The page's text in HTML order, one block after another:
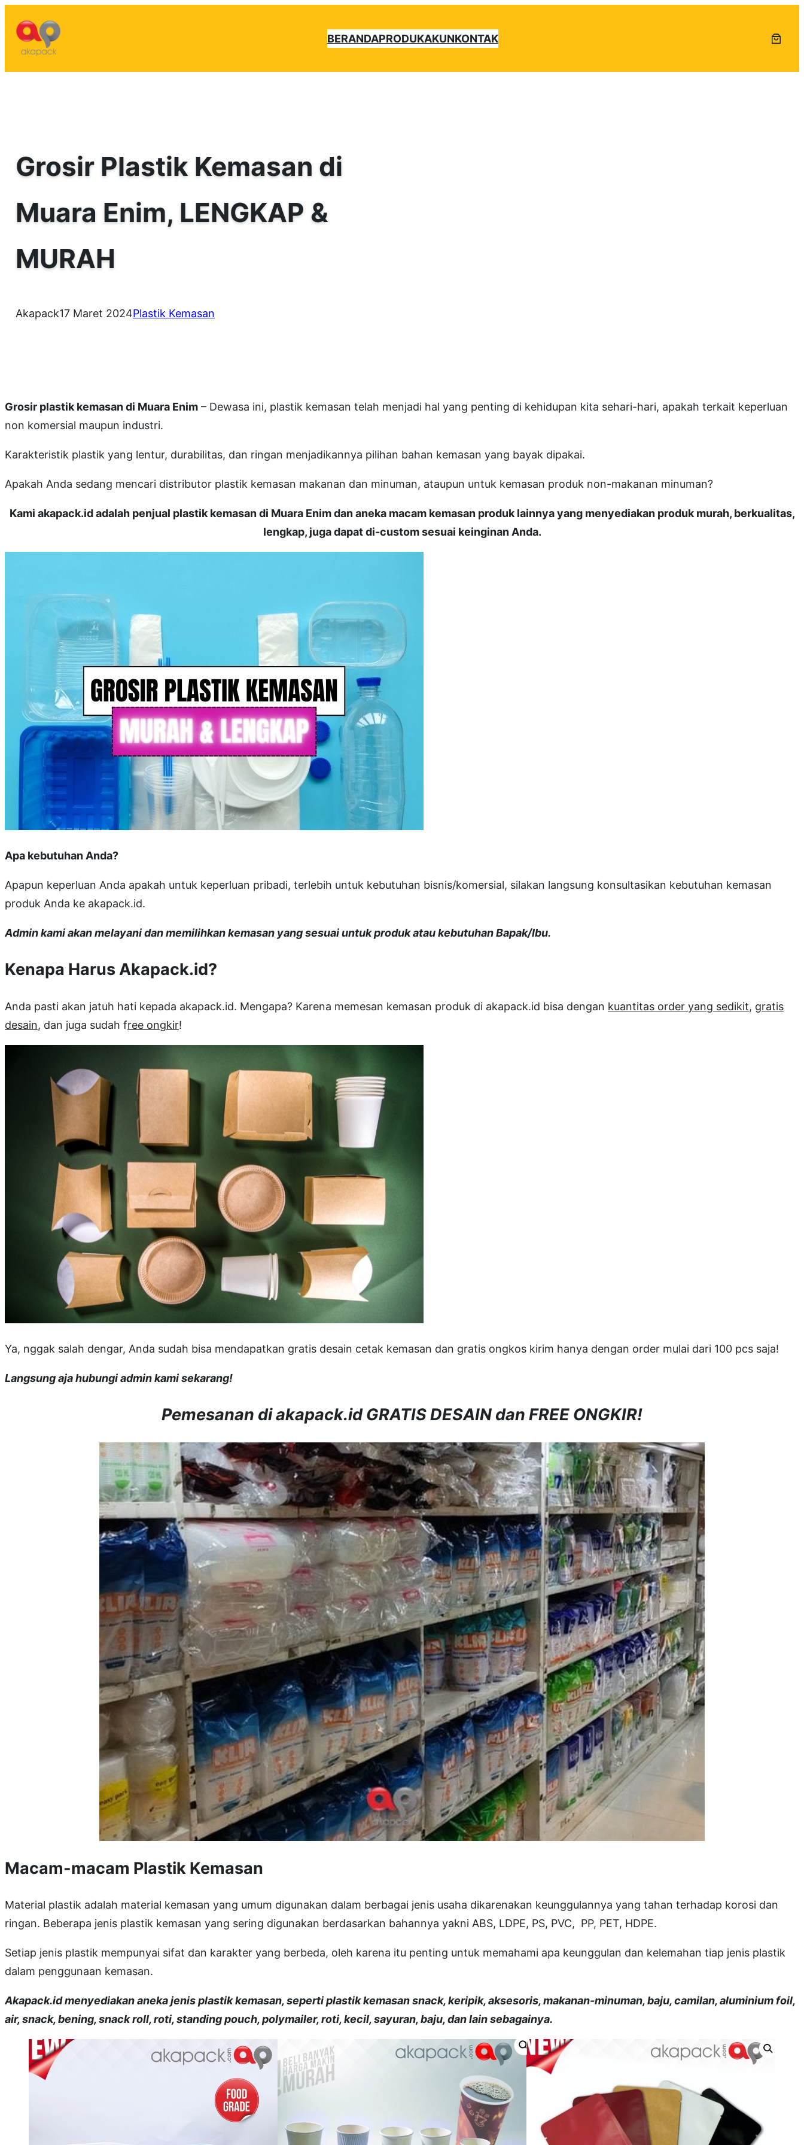
konten
BERANDAPRODUKAKUNKONTAK
Grosir Plastik Kemasan di
Muara Enim, LENGKAP &
MURAH
Akapack17 Maret 2024Plastik Kemasan
Grosir plastik kemasan di Muara Enim – Dewasa ini, plastik kemasan telah menjadi hal yang penting di kehidupan kita sehari-hari, apakah terkait keperluan
non komersial maupun industri.
Karakteristik plastik yang lentur, durabilitas, dan ringan menjadikannya pilihan bahan kemasan yang bayak dipakai.
Apakah Anda sedang mencari distributor plastik kemasan makanan dan minuman, ataupun untuk kemasan produk non-makanan minuman?
Kami akapack.id adalah penjual plastik kemasan di Muara Enim dan aneka macam kemasan produk lainnya yang menyediakan produk murah, berkualitas,
lengkap, juga dapat di-custom sesuai keinginan Anda.
Apa kebutuhan Anda?
Apapun keperluan Anda apakah untuk keperluan pribadi, terlebih untuk kebutuhan bisnis/komersial, silakan langsung konsultasikan kebutuhan kemasan
produk Anda ke akapack.id.
Admin kami akan melayani dan memilihkan kemasan yang sesuai untuk produk atau kebutuhan Bapak/Ibu.
Kenapa Harus Akapack.id?
Anda pasti akan jatuh hati kepada akapack.id. Mengapa? Karena memesan kemasan produk di akapack.id bisa dengan kuantitas order yang sedikit, gratis
desain, dan juga sudah free ongkir!
Ya, nggak salah dengar, Anda sudah bisa mendapatkan gratis desain cetak kemasan dan gratis ongkos kirim hanya dengan order mulai dari 100 pcs saja!
Langsung aja hubungi admin kami sekarang!
Pemesanan di akapack.id GRATIS DESAIN dan FREE ONGKIR!
Macam-macam Plastik Kemasan
Material plastik adalah material kemasan yang umum digunakan dalam berbagai jenis usaha dikarenakan keunggulannya yang tahan terhadap korosi dan
ringan. Beberapa jenis plastik kemasan yang sering digunakan berdasarkan bahannya yakni ABS, LDPE, PS, PVC, PP, PET, HDPE.
Setiap jenis plastik mempunyai sifat dan karakter yang berbeda, oleh karena itu penting untuk memahami apa keunggulan dan kelemahan tiap jenis plastik
dalam penggunaan kemasan.
Akapack.id menyediakan aneka jenis plastik kemasan, seperti plastik kemasan snack, keripik, aksesoris, makanan-minuman, baju, camilan, aluminium foil,
air, snack, bening, snack roll, roti, standing pouch, polymailer, roti, kecil, sayuran, baju, dan lain sebagainya.